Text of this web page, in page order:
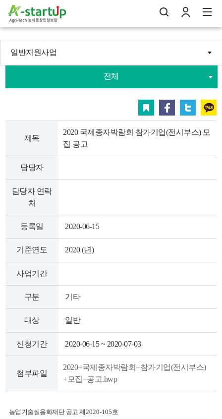
전
일반지원사업
전체
트위터 카카오
제목
2020 국제종자박람회 참가기업(전시부스) 모
집 공고
담당자
담당자 연락
처
등록일 2020-06-15
기준연도 2020 (년)
사업기간
구분 기타
대상 일반
신청기간 2020-06-15 ~ 2020-07-03
첨부파일
2020+국제종자박람회+참가기업(전시부스)
+모집+공고.hwp
농업기술실용화재단 공고 제2020-105호